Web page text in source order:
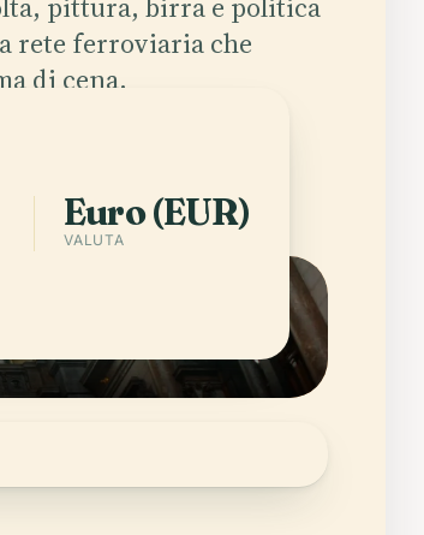
pittura, birra e politica
rete ferroviaria che
di cena.
Euro (EUR)
VALUTA